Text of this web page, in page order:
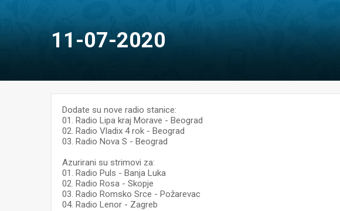
11-07-2020
Dodate su nove radio stanice:
01. Radio Lipa kraj Morave - Beograd
02. Radio Vladix 4 rok - Beograd
03. Radio Nova S - Beograd
Azurirani su strimovi za:
01. Radio Puls - Banja Luka
02. Radio Rosa - Skopje
03. Radio Romsko Srce - Požarevac
04. Radio Lenor - Zagreb